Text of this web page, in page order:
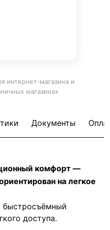
интернет-магазина и
магазинах
Документы
комфорт —
на легкое
быстросъёмный
доступа.